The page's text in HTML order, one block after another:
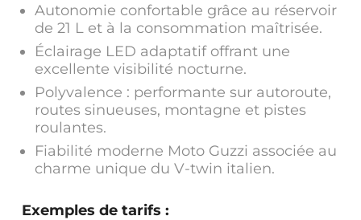
Autonomie confortable grâce au réservoir
de 21 L et à la consommation maîtrisée.
Éclairage LED adaptatif offrant une
excellente visibilité nocturne.
Polyvalence : performante sur autoroute,
routes sinueuses, montagne et pistes
roulantes.
Fiabilité moderne Moto Guzzi associée au
charme unique du V-twin italien.
Exemples de tarifs :